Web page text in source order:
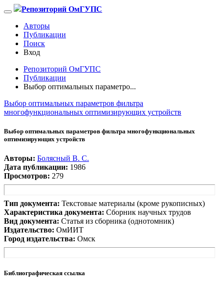
Репозиторий ОмГУПС
Авторы
Публикации
Поиск
Вход
Репозиторий ОмГУПС
Публикации
Выбор оптимальных параметро...
Выбор оптимальных параметров фильтра
многофункциональных оптимизирующих устройств
Выбор оптимальных параметров фильтра многофункциональных
оптимизирующих устройств
Авторы: Болясный В. С.
Дата публикации: 1986
Просмотров: 279
Тип документа: Текстовые материалы (кроме рукописных)
Характеристика документа: Сборник научных трудов
Вид документа: Статья из сборника (однотомник)
Издательство: ОмИИТ
Город издательства: Омск
Библиографическая ссылка